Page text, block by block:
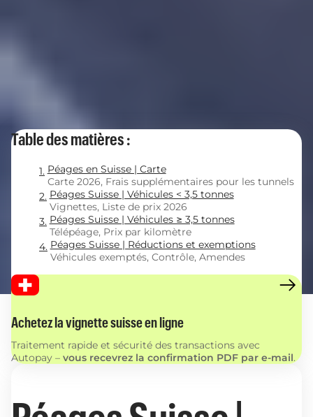
Table des matières :
Péages en Suisse | Carte
Carte 2026, Frais supplémentaires pour les tunnels
Péages Suisse | Véhicules < 3,5 tonnes
Vignettes, Liste de prix 2026
Péages Suisse | Véhicules ≥ 3,5 tonnes
Télépéage, Prix par kilomètre
Péages Suisse | Réductions et exemptions
Véhicules exemptés, Contrôle, Amendes
Achetez la vignette suisse en ligne
Traitement rapide et sécurité des transactions avec
Autopay – vous recevrez la confirmation PDF par e-mail.